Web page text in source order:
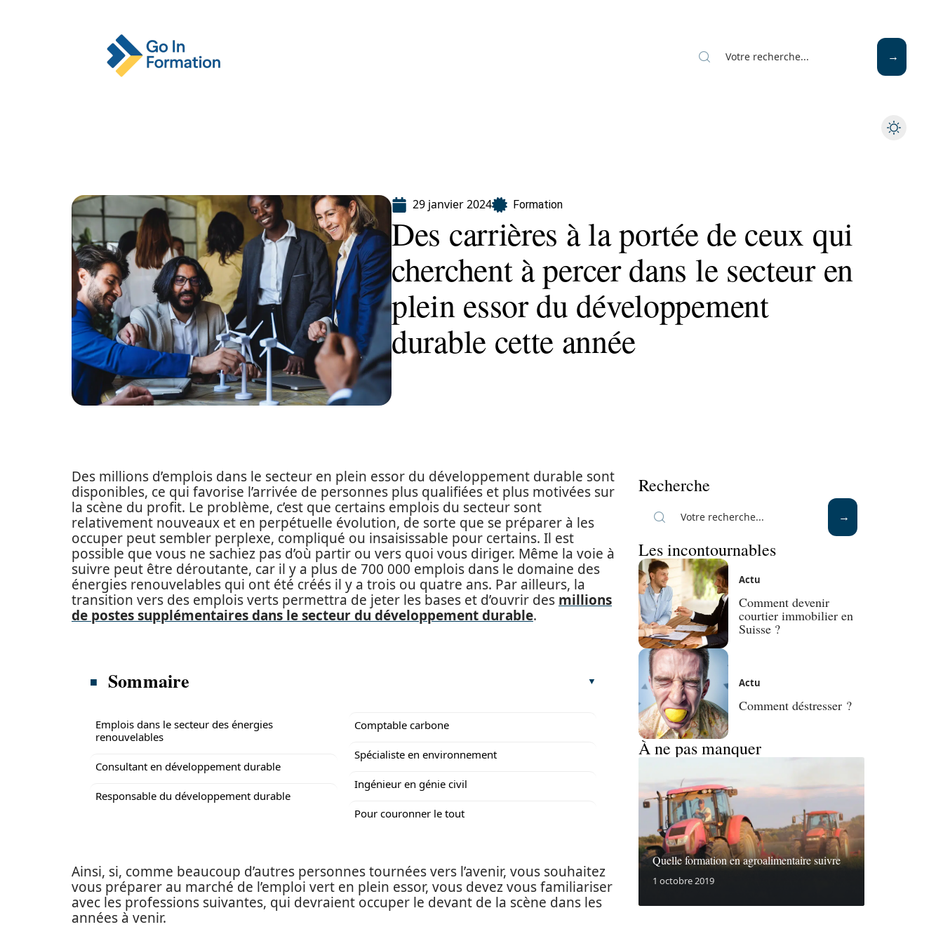
29 janvier 2024 Formation
Des carrières à la portée de ceux qui
cherchent à percer dans le secteur en
plein essor du développement
durable cette année
Des millions d’emplois dans le secteur en plein essor du développement durable sont
disponibles, ce qui favorise l’arrivée de personnes plus qualifiées et plus motivées sur
la scène du profit. Le problème, c’est que certains emplois du secteur sont
relativement nouveaux et en perpétuelle évolution, de sorte que se préparer à les
occuper peut sembler perplexe, compliqué ou insaisissable pour certains. Il est
possible que vous ne sachiez pas d’où partir ou vers quoi vous diriger. Même la voie à
suivre peut être déroutante, car il y a plus de 700 000 emplois dans le domaine des
énergies renouvelables qui ont été créés il y a trois ou quatre ans. Par ailleurs, la
transition vers des emplois verts permettra de jeter les bases et d’ouvrir des millions
de postes supplémentaires dans le secteur du développement durable.
Sommaire
Emplois dans le secteur des énergies
renouvelables
Consultant en développement durable
Responsable du développement durable
Comptable carbone
Spécialiste en environnement
Ingénieur en génie civil
Pour couronner le tout
Ainsi, si, comme beaucoup d’autres personnes tournées vers l’avenir, vous souhaitez
vous préparer au marché de l’emploi vert en plein essor, vous devez vous familiariser
avec les professions suivantes, qui devraient occuper le devant de la scène dans les
années à venir.
Recherche
Les incontournables
Actu
Comment devenir
courtier immobilier en
Suisse ?
Actu
Comment déstresser ?
À ne pas manquer
Quelle formation en agroalimentaire suivre
1 octobre 2019